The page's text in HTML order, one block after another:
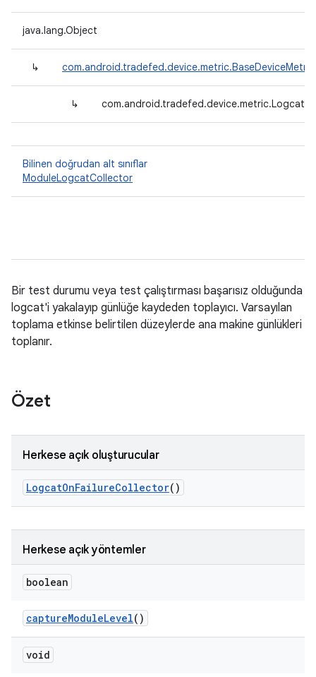
java.lang.Object
↳
↳
Bilinen doğrudan alt sınıflar
ModuleLogcatCollector
Bir test durumu veya test çalıştırması başarısız olduğunda
logcat'i yakalayıp günlüğe kaydeden toplayıcı. Varsayılan
toplama etkinse belirtilen düzeylerde ana makine günlükleri
toplanır.
Özet
Herkese açık oluşturucular
LogcatOnFailureCollector()
Herkese açık yöntemler
boolean
captureModuleLevel()
void